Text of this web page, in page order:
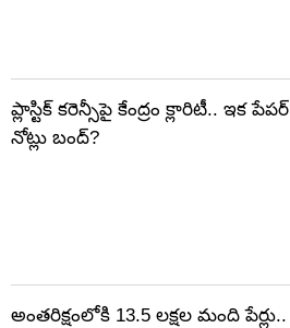
ప్లాస్టిక్‌ కరెన్సీపై కేంద్రం క్లారిటీ.. ఇక పేపర్‌
నోట్లు బంద్‌?
అంతరిక్షంలోకి 13.5 లక్షల మంది పేర్లు..